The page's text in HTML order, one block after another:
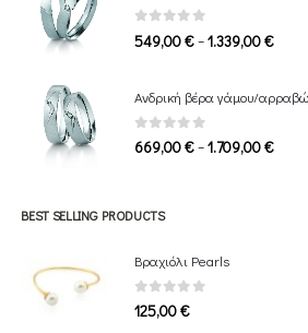
0 out of 5
549,00€–1.339,00€Price
Ανδρική βέρα γάμου/
0 out of 5
669,00€–1.709,00€Price
BEST SELLING PRODUCTS
Βραχιόλι Pearls
0out of 5
125,00€